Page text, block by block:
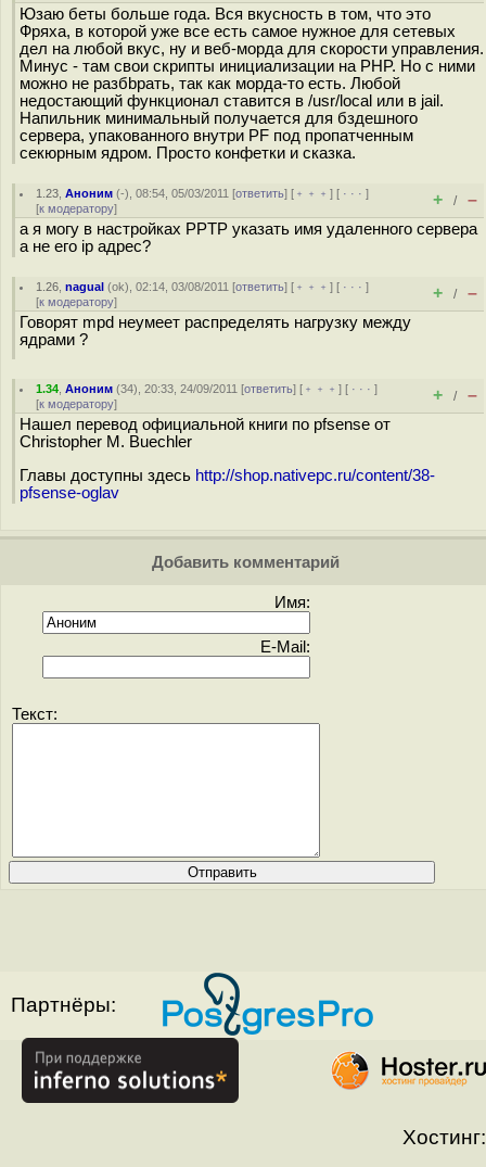
Юзаю беты больше года. Вся вкусность в том, что это
Фряха, в которой уже все есть самое нужное для сетевых
дел на любой вкус, ну и веб-морда для скорости управления.
Минус - там свои скрипты инициализации на PHP. Но с ними
можно не разбbрать, так как морда-то есть. Любой
недостающий функционал ставится в /usr/local или в jail.
Напильник минимальный получается для бздешного
сервера, упакованного внутри PF под пропатченным
секюрным ядром. Просто конфетки и сказка.
1.23 ,Аноним (-), 08:54, 05/03/2011 [ответить] [ ﹢﹢﹢] [ · · ·]
[к модератору] + / –
а я могу в настройках PPTP указать имя удаленного сервера
а не его ip адрес?
1.26 ,nagual (ok), 02:14, 03/08/2011 [ответить] [ ﹢﹢﹢] [ · · ·]
[к модератору] + / –
Говорят mpd неумеет распределять нагрузку между
ядрами ?
1.34 ,Аноним (34), 20:33, 24/09/2011 [ответить] [ ﹢﹢﹢] [ · · ·]
[к модератору] + / –
Нашел перевод официальной книги по pfsense от
Christopher M. Buechler
Главы доступны здесь http://shop.nativepc.ru/content/38-
pfsense-oglav
Добавить комментарий
Имя:
E-Mail:
Текст:
Партнёры:
Хостинг: